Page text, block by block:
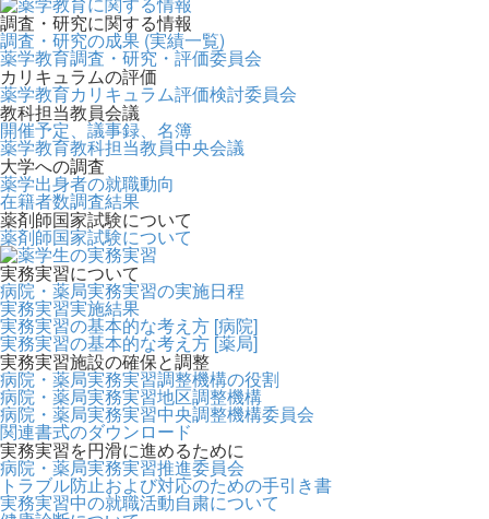
調査・研究に関する情報
調査・研究の成果 (実績一覧)
薬学教育調査・研究・評価委員会
カリキュラムの評価
薬学教育カリキュラム評価検討委員会
教科担当教員会議
開催予定、議事録、名簿
薬学教育教科担当教員中央会議
大学への調査
薬学出身者の就職動向
在籍者数調査結果
薬剤師国家試験について
薬剤師国家試験について
実務実習について
病院・薬局実務実習の実施日程
実務実習実施結果
実務実習の基本的な考え方 [病院]
実務実習の基本的な考え方 [薬局]
実務実習施設の確保と調整
病院・薬局実務実習調整機構の役割
病院・薬局実務実習地区調整機構
病院・薬局実務実習中央調整機構委員会
関連書式のダウンロード
実務実習を円滑に進めるために
病院・薬局実務実習推進委員会
トラブル防止および対応のための手引き書
実務実習中の就職活動自粛について